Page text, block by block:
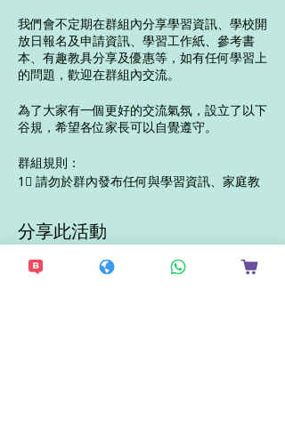
我們會不定期在群組內分享學習資訊、學校開
放日報名及申請資訊、學習工作紙、參考書
本、有趣教具分享及優惠等，如有任何學習上
的問題，歡迎在群組內交流。
為了大家有一個更好的交流氣氛，設立了以下
谷規，希望各位家長可以自覺遵守。
群組規則：
1⃣ 請勿於群內發布任何與學習資訊、家庭教
2⃣ 請勿重覆加入同一年級的不同交流群
4⃣ 不能 post 其他討論群組連結
分享此活動